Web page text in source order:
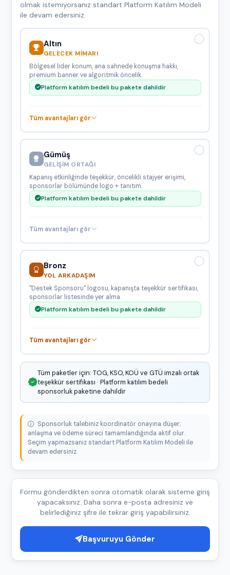
olmak istemiyorsanız standart Platform Katılım Modeli
ile devam edersiniz.
Altın
GELECEK MIMARI
Bölgesel lider konum, ana sahnede konuşma hakkı,
premium banner ve algoritmik öncelik.
Platform katılım bedeli bu pakete dahildir
Tüm avantajları gör
Gümüş
GELIŞIM ORTAĞI
Kapanış etkinliğinde teşekkür, öncelikli stajyer erişimi,
sponsorlar bölümünde logo + tanıtım.
Platform katılım bedeli bu pakete dahildir
Tüm avantajları gör
Bronz
YOL ARKADAŞIM
"Destek Sponsoru" logosu, kapanışta teşekkür sertifikası,
sponsorlar listesinde yer alma.
Platform katılım bedeli bu pakete dahildir
Tüm avantajları gör
Tüm paketler için: TOG, KSO, KOÜ ve GTÜ imzalı ortak
teşekkür sertifikası · Platform katılım bedeli
sponsorluk paketine dahildir
Sponsorluk talebiniz koordinatör onayına düşer;
anlaşma ve ödeme süreci tamamlandığında aktif olur.
Seçim yapmazsanız standart Platform Katılım Modeli ile
devam edersiniz.
Formu gönderdikten sonra otomatik olarak sisteme giriş
yapacaksınız. Daha sonra e-posta adresiniz ve
belirlediğiniz şifre ile tekrar giriş yapabilirsiniz.
Başvuruyu Gönder